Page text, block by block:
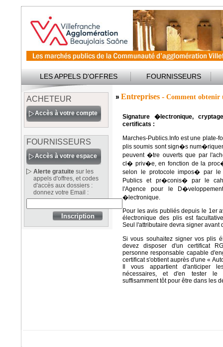
LES APPELS D'OFFRES FOURNISSEURS
ACHETEUR
Accès à votre compte
FOURNISSEURS
Accès à votre espace
Alerte gratuite sur les
appels d'offres, et codes
d'accès aux dossiers :
donnez votre Email :
Entreprises - Comment obtenir
Signature �lectronique,
certificats :
Marches-Publics.Info est une plate-
plis soumis sont sign�s
peuvent �tre ouverts que par
cl� priv�e, en fonction de la
selon le protocole impos� par
Publics et pr�conis� par le
l'Agence pour le
�lectronique.
Pour les avis publiés depuis le 1er
électronique des plis est
Seul l'attributaire devra signer avant
Si vous souhaitez signer vos plis
devez disposer d'un certificat
personne responsable capable
certificat s'obtient auprès d'une «
Il vous appartient d'anticiper
nécessaires, et d'en tester le
suffisamment tôt pour être dans les